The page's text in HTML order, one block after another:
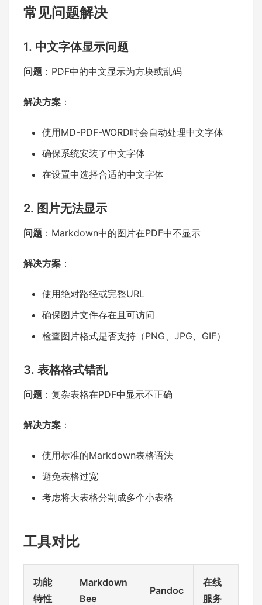
常见问题解决
1. 中文字体显示问题
问题 ：PDF中的中文显示为方块或乱码
解决方案 ：
使用MD-PDF-WORD时会自动处理中文字体
确保系统安装了中文字体
在设置中选择合适的中文字体
2. 图片无法显示
问题 ：Markdown中的图片在PDF中不显示
解决方案 ：
使用绝对路径或完整URL
确保图片文件存在且可访问
检查图片格式是否支持（PNG、JPG、GIF）
3. 表格格式错乱
问题 ：复杂表格在PDF中显示不正确
解决方案 ：
使用标准的Markdown表格语法
避免表格过宽
考虑将大表格分割成多个小表格
工具对比
功能
特性
Markdown
Bee
Pandoc
在线
服务